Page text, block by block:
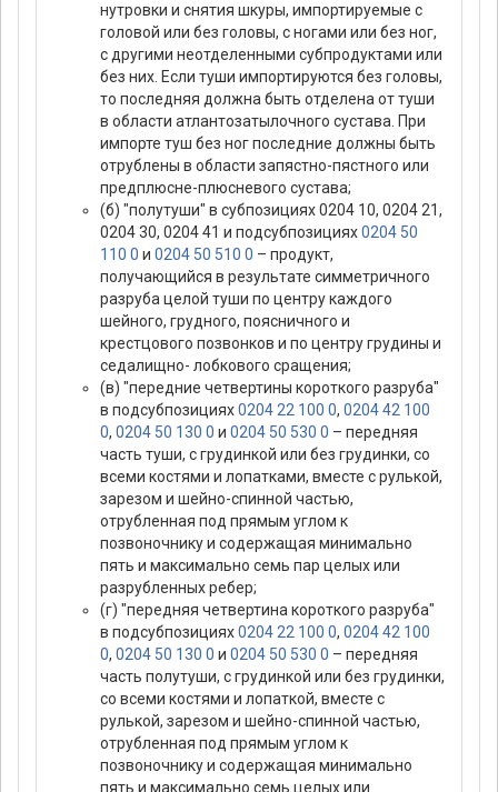
нутровки и снятия шкуры, импортируемые с
головой или без головы, с ногами или без ног,
с другими неотделенными субпродуктами или
без них. Если туши импортируются без головы,
то последняя должна быть отделена от туши
в области атлантозатылочного сустава. При
импорте туш без ног последние должны быть
отрублены в области запястно-пястного или
предплюсне-плюсневого сустава;
(б) "полутуши" в субпозициях 0204 10, 0204 21,
0204 30, 0204 41 и подсубпозициях0204 50
110 0 и 0204 50 510 0 – продукт,
получающийся в результате симметричного
разруба целой туши по центру каждого
шейного, грудного, поясничного и
крестцового позвонков и по центру грудины и
седалищно- лобкового сращения;
(в) "передние четвертины короткого разруба"
в подсубпозициях0204 22 100 0, 0204 42 100
0, 0204 50 130 0 и 0204 50 530 0 – передняя
часть туши, с грудинкой или без грудинки, со
всеми костями и лопатками, вместе с рулькой,
зарезом и шейно-спинной частью,
отрубленная под прямым углом к
позвоночнику и содержащая минимально
пять и максимально семь пар целых или
разрубленных ребер;
(г) "передняя четвертина короткого разруба"
в подсубпозициях0204 22 100 0, 0204 42 100
0, 0204 50 130 0 и 0204 50 530 0 – передняя
часть полутуши, с грудинкой или без грудинки,
со всеми костями и лопаткой, вместе с
рулькой, зарезом и шейно-спинной частью,
отрубленная под прямым углом к
позвоночнику и содержащая минимально
пять и максимально семь целых или